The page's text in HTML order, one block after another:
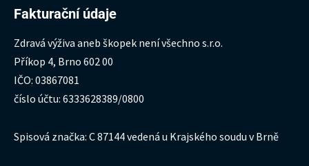
Fakturační údaje
Zdravá výživa aneb škopek není všechno s.r.o.
Příkop 4, Brno 602 00
IČO: 03867081
číslo účtu: 6333628389/0800
Spisová značka: C 87144 vedená u Krajského soudu v Brně